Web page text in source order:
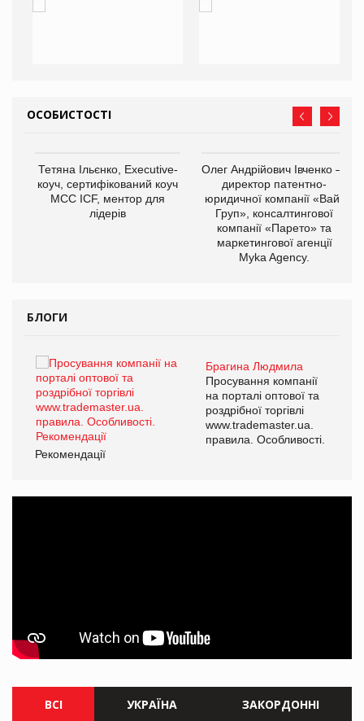
ОСОБИСТОСТІ
Тетяна Ільєнко, Executive-
коуч, сертифікований коуч
МСС ICF, ментор для
лідерів
Олег Андрійович Івченко —
директор патентно-
юридичної компанії «Вайз
Груп», консалтингової
компанії «Парето» та
маркетингової агенції
Myka Agency.
БЛОГИ
Брагина Людмила
Просування компанії
на порталі оптової та
роздрібної торгівлі
www.trademaster.ua.
правила. Особливості.
Рекомендації
ВСІ УКРАЇНА ЗАКОРДОННІ